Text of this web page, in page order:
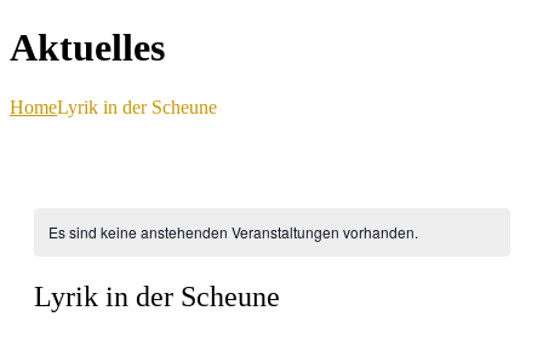
Aktuelles
HomeLyrik in der Scheune
Es sind keine anstehenden Veranstaltungen vorhanden.
Lyrik in der Scheune